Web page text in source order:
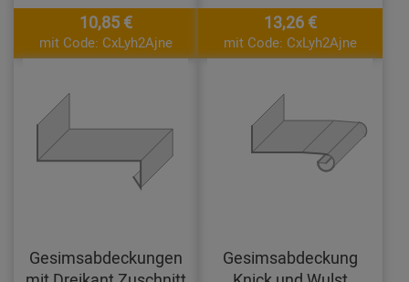
10,85 €
mit Code: CxLyh2Ajne
13,26 €
mit Code: CxLyh2Ajne
Gesimsabdeckungen
Gesimsabdeckung